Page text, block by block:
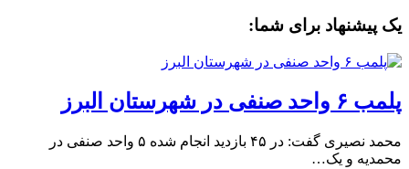
یک پیشنهاد برای شما:
پلمب ۶ واحد صنفی در شهرستان البرز
محمد نصیری گفت: در ۴۵ بازدید انجام شده ۵ واحد صنفی در
محمدیه و یک…